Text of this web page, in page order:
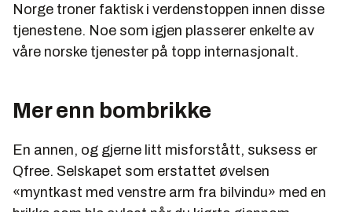
Norge troner faktisk i verdenstoppen innen disse
tjenestene. Noe som igjen plasserer enkelte av
våre norske tjenester på topp internasjonalt.
Mer enn bombrikke
En annen, og gjerne litt misforstått, suksess er
Qfree. Selskapet som erstattet øvelsen
«myntkast med venstre arm fra bilvindu» med en